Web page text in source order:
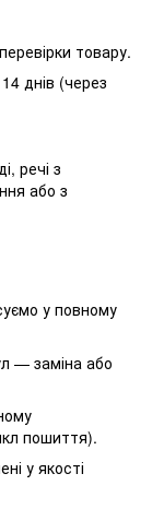
товару.
днів (через
речі з
або з
у повному
— заміна або
пошиття).
у якості